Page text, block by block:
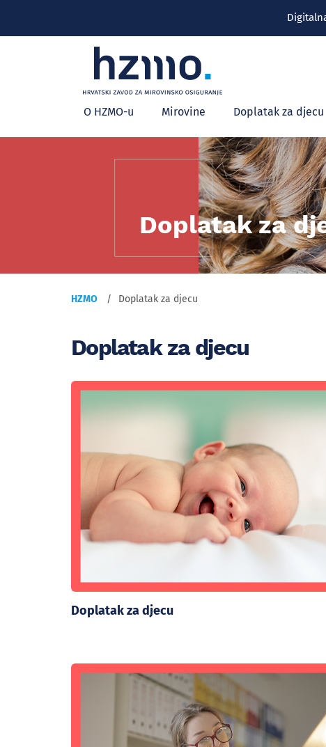
Glavni
izbornik
O HZMO-u Mirovine Doplatak za djecu
Doplatak za
HZMO Doplatak za djecu
Doplatak za djecu
Doplatak za djecu